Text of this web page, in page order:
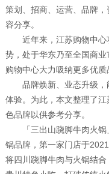
策划、招商、运营、品牌
容分享。
近年来，江苏购物中心
势，处于华东乃至全国商
购物中心大力吸纳更多优质
品牌焕新、业态升级，
体验。为此，本文整理了
色品牌以供参考分享。
「三出山跷脚牛肉火锅
锅品牌，第一家门店于
将四川跷脚牛肉与火锅结